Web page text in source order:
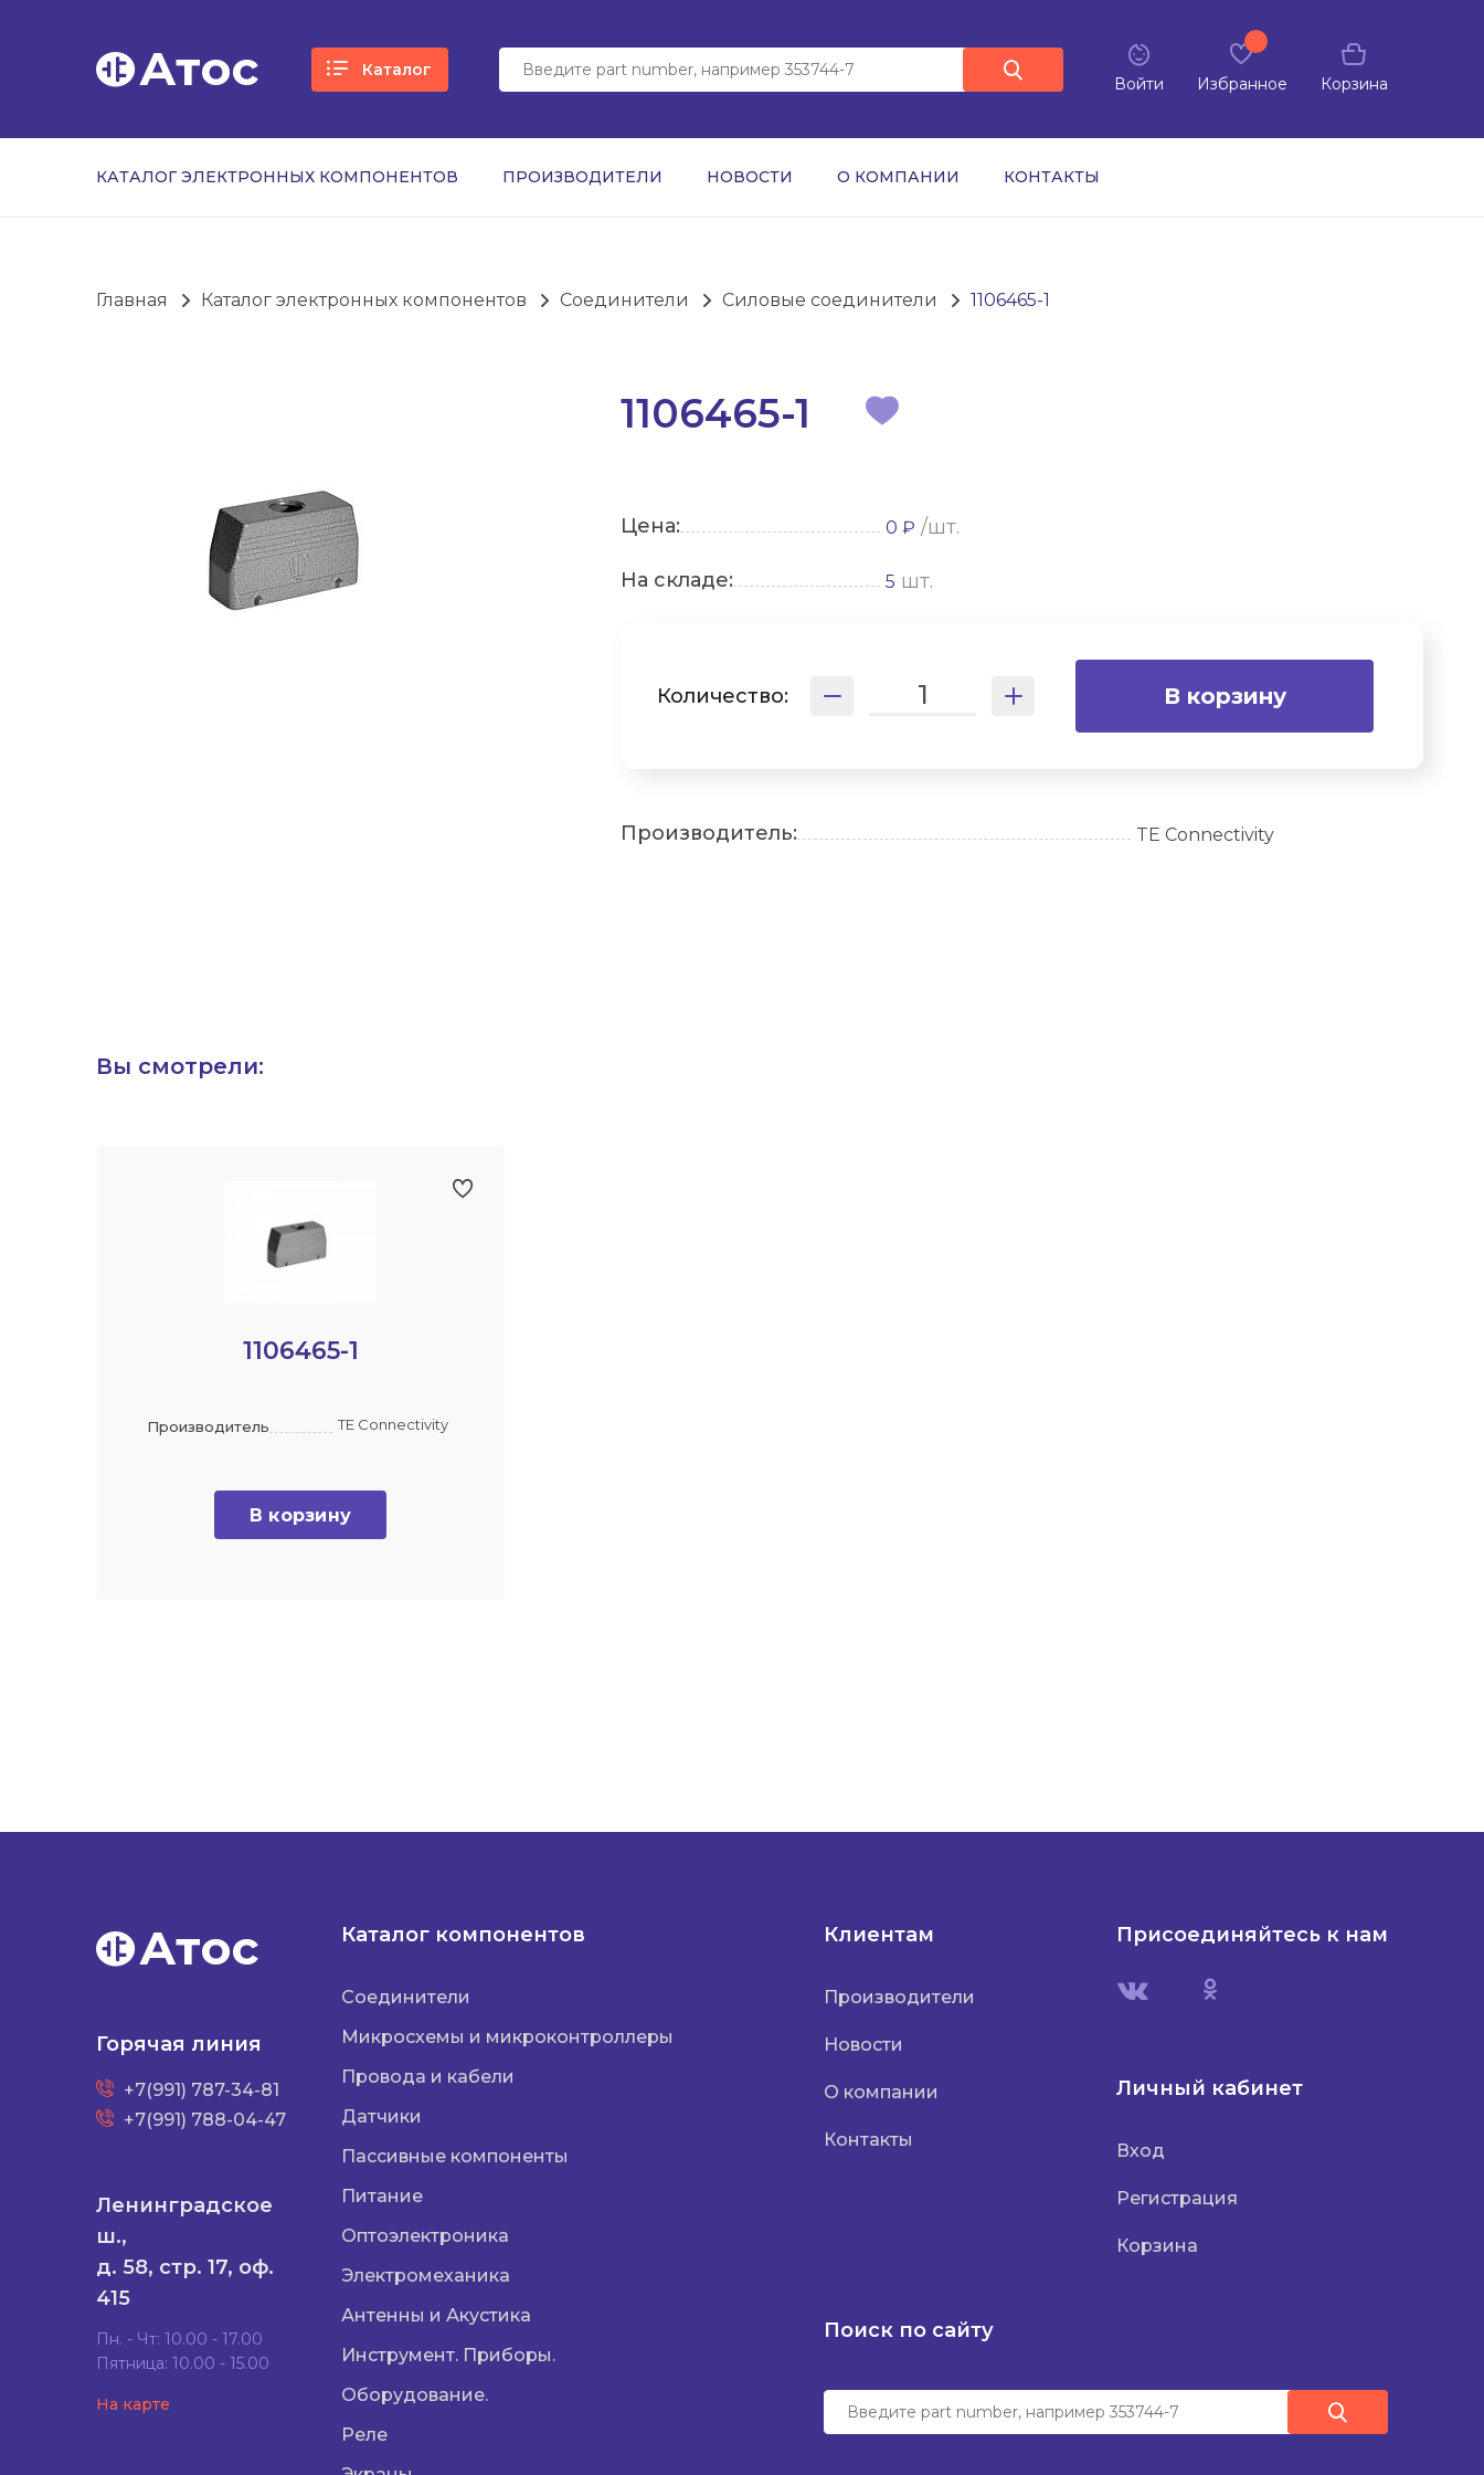
Атос Каталог
Войти Избранное Корзина
КАТАЛОГ ЭЛЕКТРОННЫХ КОМПОНЕНТОВ ПРОИЗВОДИТЕЛИ НОВОСТИ О КОМПАНИИ КОНТАКТЫ
Главная Каталог электронных компонентов Соединители Силовые соединители 1106465-1
1106465-1
Цена: 0 ₽ /шт.
На складе: 5 шт.
Количество: В корзину
Производитель: TE Connectivity
Вы смотрели:
1106465-1
Производитель TE Connectivity
В корзину
Атос
Горячая линия
+7(991) 787-34-81
+7(991) 788-04-47
Ленинградское
ш.,
д. 58, стр. 17, оф.
415
Пн. - Чт: 10.00 - 17.00
Пятница: 10.00 - 15.00
На карте
Каталог компонентов
Соединители
Микросхемы и микроконтроллеры
Провода и кабели
Датчики
Пассивные компоненты
Питание
Оптоэлектроника
Электромеханика
Антенны и Акустика
Инструмент. Приборы.
Оборудование.
Реле
Клиентам
Производители
Новости
О компании
Контакты
Присоединяйтесь к нам
Личный кабинет
Вход
Регистрация
Корзина
Поиск по сайту